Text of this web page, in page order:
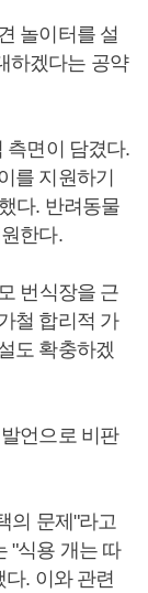
놀이터를 설
하겠다는 공약
측면이 담겼다.
를 지원하기
다. 반려동물
한다.
번식장을 근
철 합리적 가
도 확충하겠
언으로 비판
의 문제"라고
"식용 개는 따
. 이와 관련